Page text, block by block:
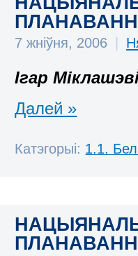
7 жніўня, 2006
Ігар
Далей »
Катэгорыі: 1.1.